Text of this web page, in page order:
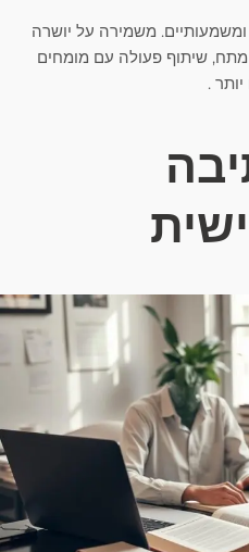
משמירה על יושרה
שיתוף פעולה עם מומחים
יותר .